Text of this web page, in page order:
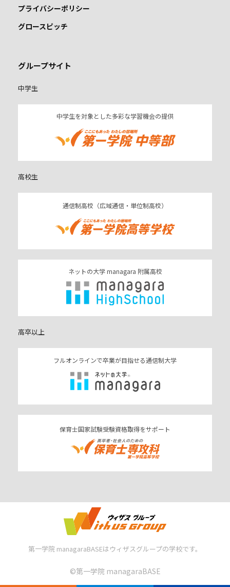
プライバシーポリシー
グロースピッチ
グループサイト
中学生
中学生を対象とした多彩な学習機会の提供
高校生
通信制高校（広域通信・単位制高校）
ネットの大学 managara 附属高校
高卒以上
フルオンラインで卒業が目指せる通信制大学
保育士国家試験受験資格取得をサポート
第一学院 managaraBASEはウィザスグループの学校です。
©︎第一学院 managaraBASE